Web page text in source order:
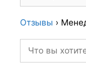
Отзывы ›